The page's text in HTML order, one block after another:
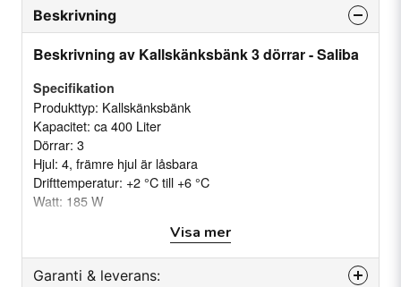
Beskrivning
Beskrivning av Kallskänksbänk 3 dörrar - Saliba
Specifikation
Produkttyp: Kallskänksbänk
Kapacitet: ca 400 Liter
Dörrar: 3
Hjul: 4, främre hjul är låsbara
Drifttemperatur: +2 °C till +6 °C
Watt: 185 W
Köldmedel: R290
Kompressor: Embraco
Visa mer
Garanti & leverans: